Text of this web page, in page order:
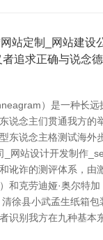
站定制_网站建设
追求正确与说念德
）是一种长远
说念主们贯通我方的
东说念主格测试海外
_网站设计开发制作
讹诈的测评体系，由
和克劳迪娅·奥尔特
徐县小武孟生纸箱
识别我方在九种基本